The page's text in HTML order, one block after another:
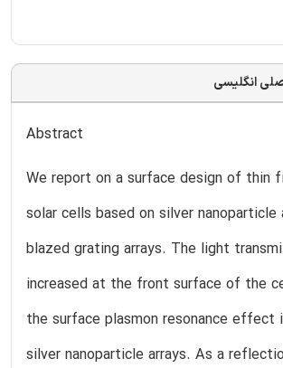
انگلیسی
Abstract
We report on a surface design of thin
solar cells based on silver nanoparticle
blazed grating arrays. The light
increased at the front surface of the
the surface plasmon resonance effect
silver nanoparticle arrays. As a